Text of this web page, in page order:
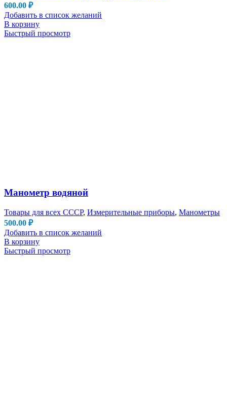
600.00 ₽
Добавить в список желаний
В корзину
Быстрый просмотр
Манометр водяной
Товары для всех СССР, Измерительные приборы, Манометры
500.00 ₽
Добавить в список желаний
В корзину
Быстрый просмотр